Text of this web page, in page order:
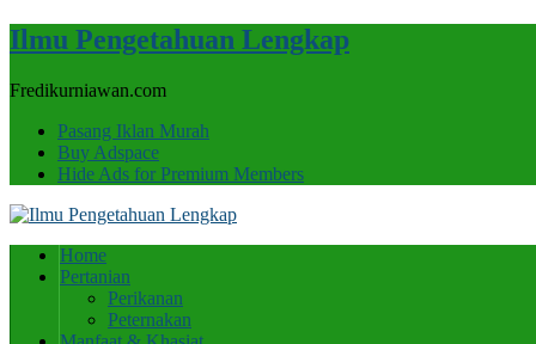
Ilmu Pengetahuan Lengkap
Fredikurniawan.com
Pasang Iklan Murah
Buy Adspace
Hide Ads for Premium Members
Home
Pertanian
Perikanan
Peternakan